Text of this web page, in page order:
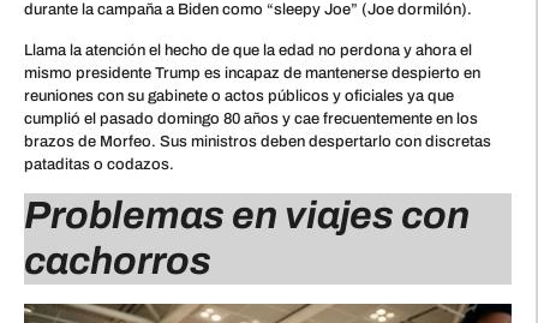
durante la campaña a Biden como “sleepy Joe” (Joe dormilón).
Llama la atención el hecho de que la edad no perdona y ahora el
mismo presidente Trump es incapaz de mantenerse despierto en
reuniones con su gabinete o actos públicos y oficiales ya que
cumplió el pasado domingo 80 años y cae frecuentemente en los
brazos de Morfeo. Sus ministros deben despertarlo con discretas
pataditas o codazos.
Problemas en viajes con
cachorros